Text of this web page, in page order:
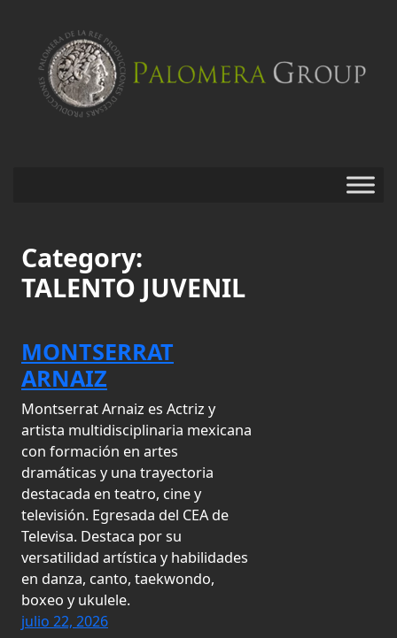
Saltar
contenido
Category:
TALENTO JUVENIL
MONTSERRAT
ARNAIZ
Montserrat Arnaiz es Actriz y
artista multidisciplinaria mexicana
con formación en artes
dramáticas y una trayectoria
destacada en teatro, cine y
televisión. Egresada del CEA de
Televisa. Destaca por su
versatilidad artística y habilidades
en danza, canto, taekwondo,
boxeo y ukulele.
julio 22, 2026